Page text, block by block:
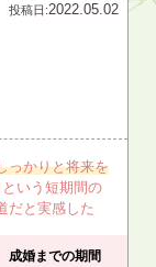
投稿日:2022.05.02
っかりと将来を
という短期間の
だと実感した
成婚までの期間